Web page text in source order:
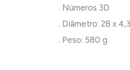
. Números 3D
. Diâmetro: 28 x
. Peso: 580 g